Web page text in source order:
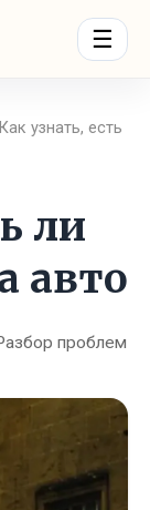
☰
узнать, есть
ли
авто
проблем